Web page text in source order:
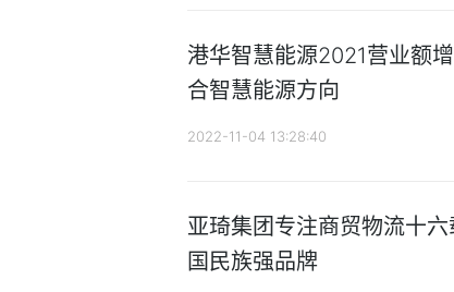
港华智慧能源2021营业额
合智慧能源方向
2022-11-04 13:28:40
亚琦集团专注商贸物流十
国民族强品牌